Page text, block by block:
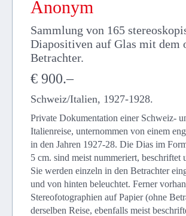
Anonym
Sammlung von 165
Diapositiven auf Glas mit dem
Betrachter.
€ 900.–
Schweiz/Italien, 1927-1928.
Private Dokumentation einer Schweiz-
Italienreise, unternommen von einem
in den Jahren 1927-28. Die Dias im
5 cm. sind meist nummeriert, beschriftet
Sie werden einzeln in den Betrachter
und von hinten beleuchtet. Ferner
Stereofotographien auf Papier (ohne
derselben Reise, ebenfalls meist